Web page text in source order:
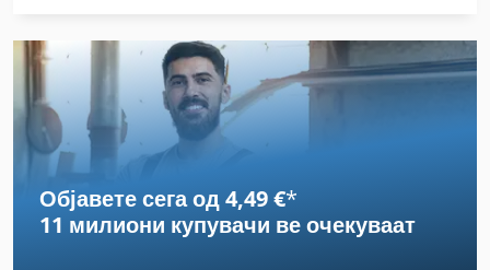
Boellhoff
Boerdel
Bohner
Boley Cnc
Објавете сега од 4,49 €*
11 милиони купувачи ве очекуваат